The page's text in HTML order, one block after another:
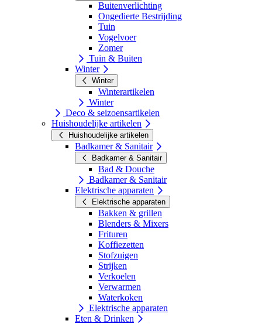
Buitenverlichting
Ongedierte Bestrijding
Tuin
Vogelvoer
Zomer
Tuin & Buiten
Winter
Winter
Winterartikelen
Winter
Deco & seizoensartikelen
Huishoudelijke artikelen
Huishoudelijke artikelen
Badkamer & Sanitair
Badkamer & Sanitair
Bad & Douche
Badkamer & Sanitair
Elektrische apparaten
Elektrische apparaten
Bakken & grillen
Blenders & Mixers
Frituren
Koffiezetten
Stofzuigen
Strijken
Verkoelen
Verwarmen
Waterkoken
Elektrische apparaten
Eten & Drinken